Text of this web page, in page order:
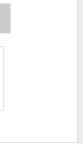
Query